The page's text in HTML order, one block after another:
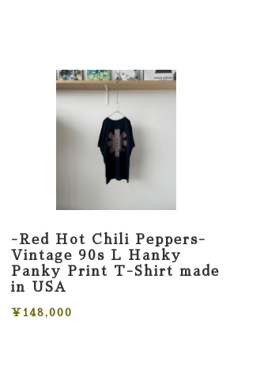
-Red Hot Chili Peppers-
Vintage 90s L Hanky
Panky Print T-Shirt made
in USA
¥148,000